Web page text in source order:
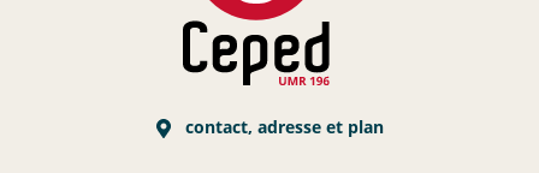
contact, adresse et plan